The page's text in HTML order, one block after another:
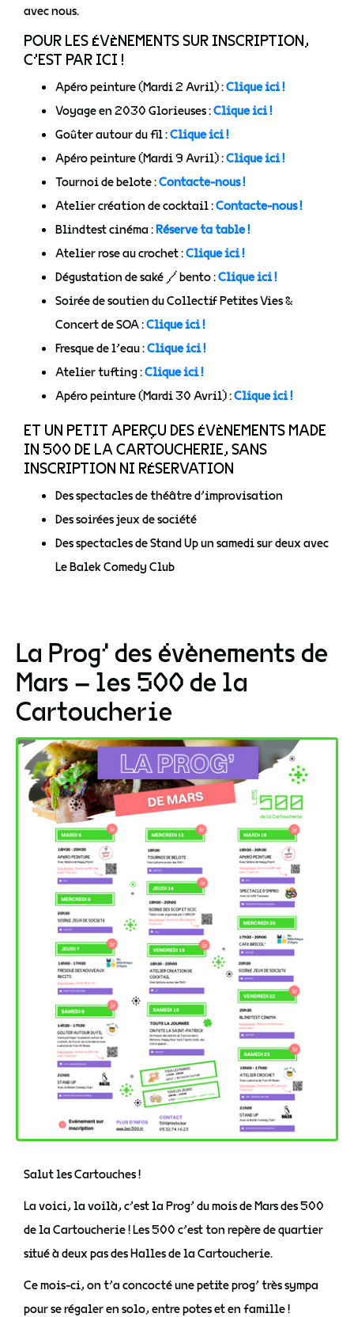
avec nous.
POUR LES ÉVÈNEMENTS SUR INSCRIPTION,
C’EST PAR ICI !
Apéro peinture (Mardi 2 Avril) :Clique ici !
Voyage en 2030 Glorieuses :Clique ici !
Goûter autour du fil :Clique ici !
Apéro peinture (Mardi 9 Avril) :Clique ici !
Tournoi de belote :Contacte-nous !
Atelier création de cocktail :Contacte-nous !
Blindtest cinéma :Réserve ta table !
Atelier rose au crochet :Clique ici !
Dégustation de saké / bento :Clique ici !
Soirée de soutien du Collectif Petites Vies &
Concert de SOA :Clique ici !
Fresque de l’eau :Clique ici !
Atelier tufting :Clique ici !
Apéro peinture (Mardi 30 Avril) :Clique ici !
ET UN PETIT APERÇU DES ÉVÈNEMENTS MADE
IN 500 DE LA CARTOUCHERIE, SANS
INSCRIPTION NI RÉSERVATION
Des spectacles de théâtre d’improvisation
Des soirées jeux de société
Des spectacles de Stand Up un samedi sur deux avec
Le Balek Comedy Club
La Prog’ des évènements de
Mars – les 500 de la
Cartoucherie
Salut les Cartouches !
La voici, la voilà, c’est la Prog’ du mois de Mars des 500
de la Cartoucherie ! Les 500 c’est ton repère de quartier
situé à deux pas des Halles de la Cartoucherie.
Ce mois-ci, on t’a concocté une petite prog’ très sympa
pour se régaler en solo, entre potes et en famille !